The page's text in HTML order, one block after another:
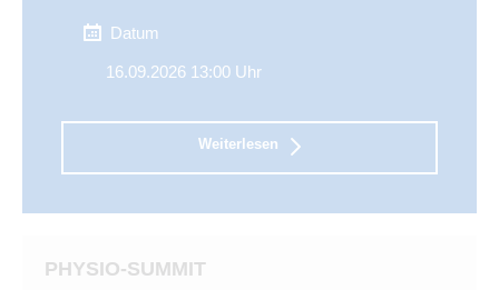
Datum
16.09.2026 13:00 Uhr
Weiterlesen
PHYSIO-SUMMIT